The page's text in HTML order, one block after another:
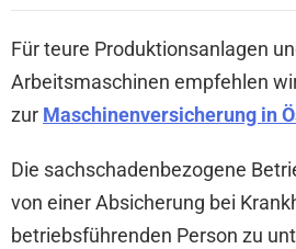
Für teure Produktionsanlagen
Arbeitsmaschinen empfehlen
zur Maschinenversicherung in
Die sachschadenbezogene
von einer Absicherung bei
betriebsführenden Person zu